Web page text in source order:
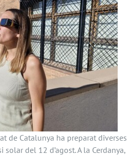
de Catalunya ha preparat diverses
del 12 d’agost. A la Cerdanya,